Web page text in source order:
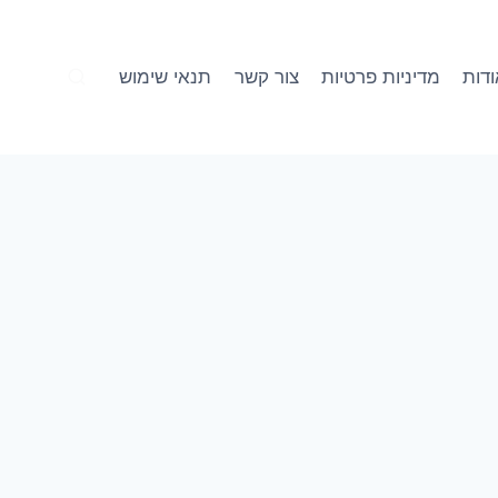
מדיניות פרטיות צור קשר תנאי שימוש